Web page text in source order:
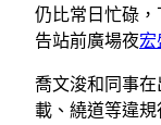
仍比常日忙碌
告站前廣場夜宏
喬文浚和同事
載、繞道等違